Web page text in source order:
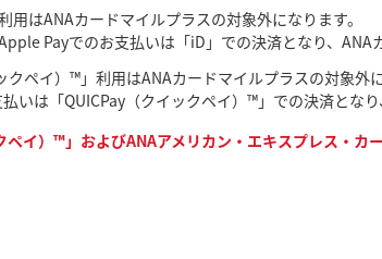
はANAカードマイルプラスの対象外になります。
Payでのお支払いは「iD」での決済となり、ANA
ペイ）™」利用はANAカードマイルプラスの対象外に
は「QUICPay（クイックペイ）™」での決済とな
イ）™」およびANAアメリカン・エキスプレス・